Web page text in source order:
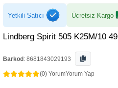
Yetkili Satıcı Ücretsiz Kargo
Lindberg Spirit 505 K25M/10 49
Barkod : 8681843029193
(0) YorumYorum Yap